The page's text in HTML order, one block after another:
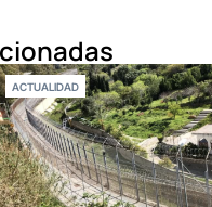
ACTUALIDAD